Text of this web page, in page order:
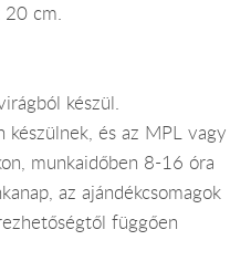
20 cm.
készül.
készülnek, és az MPL vagy
munkaidőben 8-16 óra
az ajándékcsomagok
függően